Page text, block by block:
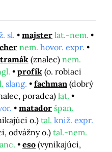
sl. majster lat.-nem.
nem. hovor. expr.
(znalec) nem.
profík (o. robiaci
slang. fachman (dobrý
poradca)lat.
matador špan.
o.) tal. kniž. expr.
odvážny o.) tal.-nem.
eso (vynikajúci,